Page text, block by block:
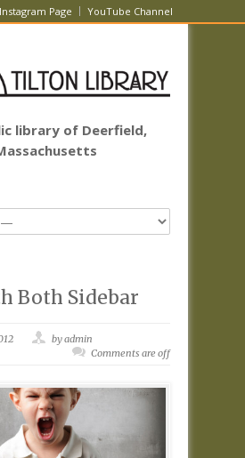
Instagram Page YouTube Channel
library of Deerfield,
Both Sidebar
by admin
Comments are off